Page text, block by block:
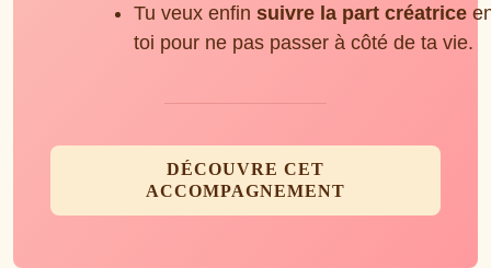
Tu veux enfin suivre la part créatrice
toi pour ne pas passer à côté de ta vie.
DÉCOUVRE CET
ACCOMPAGNEMENT